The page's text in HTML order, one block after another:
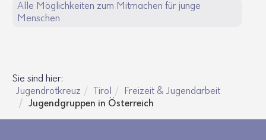
Alle Möglichkeiten zum Mitmachen für junge
Menschen
Sie sind hier:
Jugendrotkreuz
Tirol
Freizeit & Jugendarbeit
Jugendgruppen in Österreich